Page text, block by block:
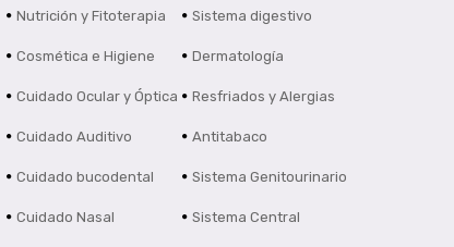
Nutrición y Fitoterapia
Cosmética e Higiene
Cuidado Ocular y Óptica
Cuidado Auditivo
Cuidado bucodental
Cuidado Nasal
Sistema digestivo
Dermatología
Resfriados y Alergias
Antitabaco
Sistema Genitourinario
Sistema Central